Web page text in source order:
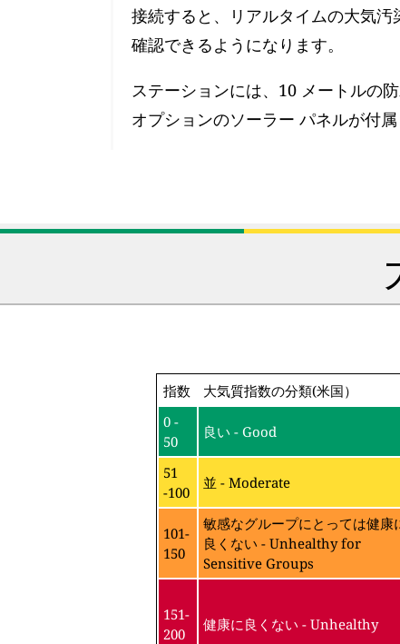
接続すると、リアルタイムの大気
確認できるようになります。
ステーションには、10 メートルの
オプションのソーラー パネルが付属
指数 大気質指数の分類(米国）
0 -
50
良い - Good
51
-100
並 - Moderate
101-
150
敏感なグループにとっては健康
良くない - Unhealthy for
Sensitive Groups
151-
200
健康に良くない - Unhealthy